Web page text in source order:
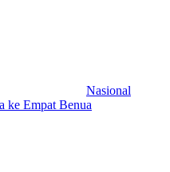
Nasional
ke Empat Benua